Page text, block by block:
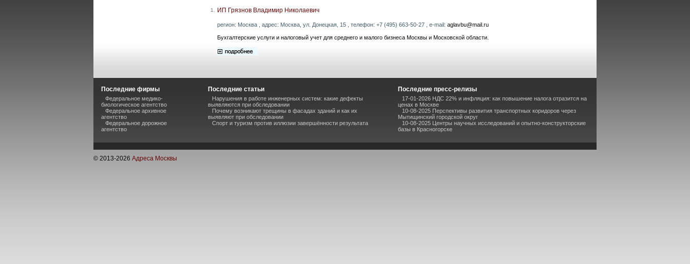
1. ИП Грязнов Владимир Николаевич
регион: Москва , адрес: Москва, ул. Донецкая, 15 , телефон: +7 (495) 663-50-27 , e-mail: aglavbu@mail.ru
Бухгалтерские услуги и налоговый учет для среднего и малого бизнеса Москвы и Московской области.
Последние фирмы
Федеральное медико-
биологическое агентство
Федеральное архивное
агентство
Федеральное дорожное
агентство
Последние статьи
Нарушения в работе инженерных систем: какие дефекты
выявляются при обследовании
Почему возникают трещины в фасадах зданий и как их
выявляют при обследовании
Спорт и туризм против иллюзии завершённости результата
Последние пресс-релизы
17-01-2026 НДС 22% и инфляция: как повышение налога отразится на
ценах в Москве
10-08-2025 Перспективы развития транспортных коридоров через
Мытищинский городской округ
10-08-2025 Центры научных исследований и опытно-конструкторские
базы в Красногорске
© 2013-2026 Адреса Москвы